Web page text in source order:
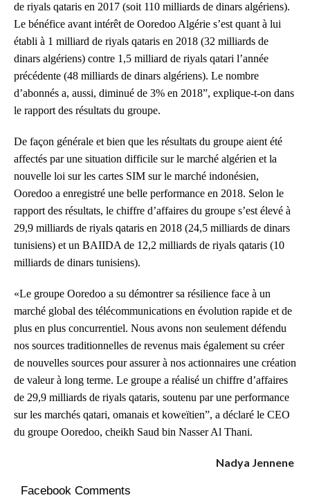
de riyals qataris en 2017 (soit 110 milliards de dinars algériens).
Le bénéfice avant intérêt de Ooredoo Algérie s’est quant à lui
établi à 1 milliard de riyals qataris en 2018 (32 milliards de
dinars algériens) contre 1,5 milliard de riyals qatari l’année
précédente (48 milliards de dinars algériens). Le nombre
d’abonnés a, aussi, diminué de 3% en 2018”, explique-t-on dans
le rapport des résultats du groupe.
De façon générale et bien que les résultats du groupe aient été
affectés par une situation difficile sur le marché algérien et la
nouvelle loi sur les cartes SIM sur le marché indonésien,
Ooredoo a enregistré une belle performance en 2018. Selon le
rapport des résultats, le chiffre d’affaires du groupe s’est élevé à
29,9 milliards de riyals qataris en 2018 (24,5 milliards de dinars
tunisiens) et un BAIIDA de 12,2 milliards de riyals qataris (10
milliards de dinars tunisiens).
«Le groupe Ooredoo a su démontrer sa résilience face à un
marché global des télécommunications en évolution rapide et de
plus en plus concurrentiel. Nous avons non seulement défendu
nos sources traditionnelles de revenus mais également su créer
de nouvelles sources pour assurer à nos actionnaires une création
de valeur à long terme. Le groupe a réalisé un chiffre d’affaires
de 29,9 milliards de riyals qataris, soutenu par une performance
sur les marchés qatari, omanais et koweïtien”, a déclaré le CEO
du groupe Ooredoo, cheikh Saud bin Nasser Al Thani.
Nadya Jennene
Facebook Comments